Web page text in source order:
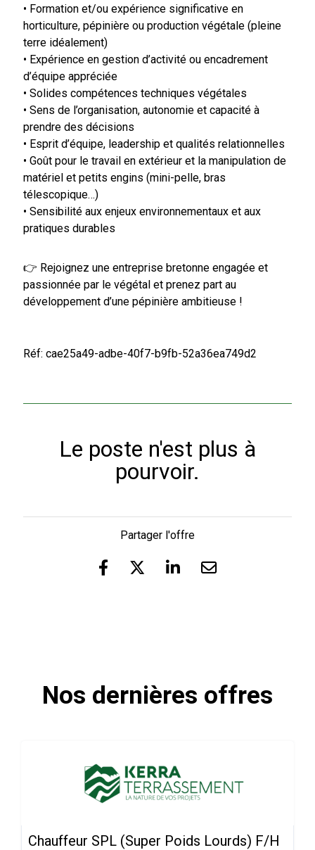
• Formation et/ou expérience significative en
horticulture, pépinière ou production végétale (pleine
terre idéalement)
• Expérience en gestion d’activité ou encadrement
d’équipe appréciée
• Solides compétences techniques végétales
• Sens de l’organisation, autonomie et capacité à
prendre des décisions
• Esprit d’équipe, leadership et qualités relationnelles
• Goût pour le travail en extérieur et la manipulation de
matériel et petits engins (mini-pelle, bras
télescopique…)
• Sensibilité aux enjeux environnementaux et aux
pratiques durables
👉 Rejoignez une entreprise bretonne engagée et
passionnée par le végétal et prenez part au
développement d’une pépinière ambitieuse !
Réf: cae25a49-adbe-40f7-b9fb-52a36ea749d2
Le poste n'est plus à
pourvoir.
Partager l'offre
Nos dernières offres
Chauffeur SPL (Super Poids Lourds) F/H